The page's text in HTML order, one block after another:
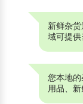
新鲜杂
域可提供
您本地
用品、新